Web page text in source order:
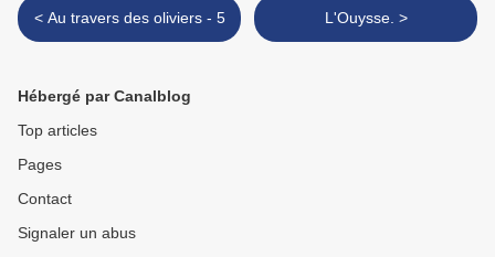
< Au travers des oliviers - 5 L'Ouysse. >
Hébergé par Canalblog
Top articles
Pages
Contact
Signaler un abus